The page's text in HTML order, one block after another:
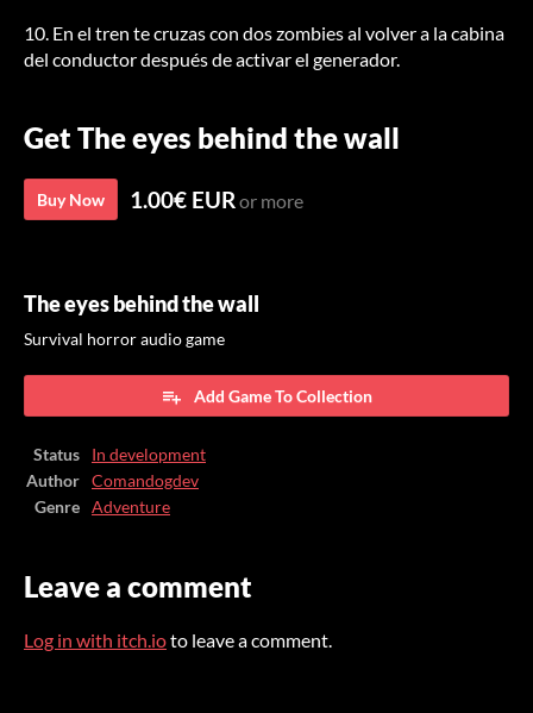
10. En el tren te cruzas con dos zombies al volver a la cabina
del conductor después de activar el generador.
Get The eyes behind the wall
Buy Now 1.00€ EURor more
The eyes behind the wall
Survival horror audio game
Add Game To Collection
Status
In development
Author
Comandogdev
Genre
Adventure
Leave a comment
Log in with itch.ioto leave a comment.